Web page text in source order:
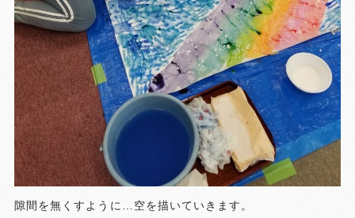
隙間を無くすように…空を描いていきます。